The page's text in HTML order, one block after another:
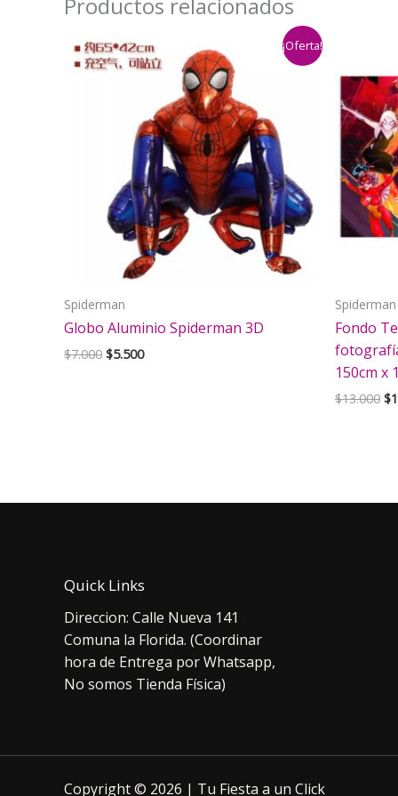
¡Oferta!
Spiderman
Globo Aluminio Spiderman 3D
$7.000 El
$5.500El
Spiderman
Fondo
150cm x
$13.000 El
$
Quick Links
Direccion: Calle Nueva 141
Comuna la Florida. (Coordinar
hora de Entrega por Whatsapp,
No somos Tienda Física)
Copyright © 2026 | Tu Fiesta a un Click